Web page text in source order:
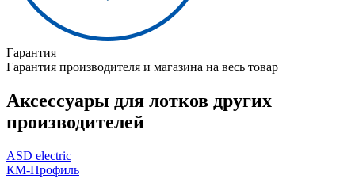
Гарантия
Гарантия производителя и магазина на весь товар
Аксессуары для лотков других
производителей
ASD electric
КМ-Профиль